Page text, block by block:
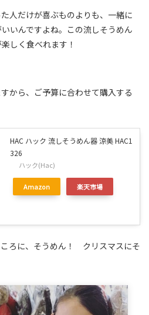
人だけが喜ぶものよりも、一緒に
いんですよね。この流しそうめん
しく食べれます！
から、ご予算に合わせて購入する
HAC ハック 流しそうめん器 涼美 HAC1
326
ハック(Hac)
Amazon 楽天市場
ろに、そうめん！ クリスマスにそ